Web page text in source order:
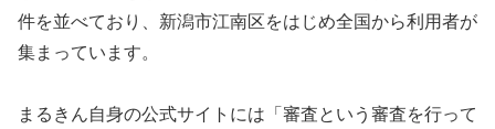
件を並べており、新潟市江南区をはじめ全国から利用者が
集まっています。
まるきん自身の公式サイトには「審査という審査を行って